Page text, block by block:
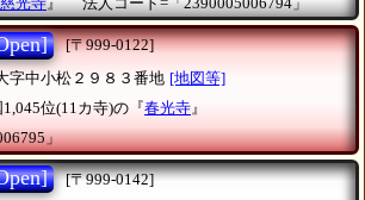
[〒999-0122]
字中小松２９８３番地 [地図等]
位(11カ寺)の『春光寺 』
」
[〒999-0142]